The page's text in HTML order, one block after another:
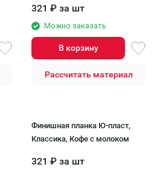
321 ₽ за шт
Можно заказать
В корзину
Рассчитать материал
Финишная планка Ю-пласт,
Классика, Кофе с молоком
321 ₽ за шт